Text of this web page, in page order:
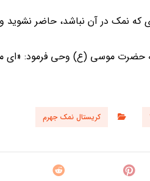
که نمک در آن نباشد، حاضر
حضرت موسی (ع) وحی فرمود: «ای
کریستال نمک جهرم